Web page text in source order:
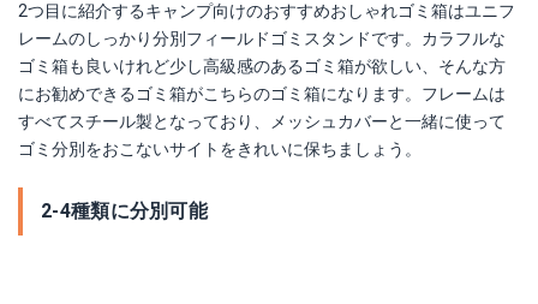
2つ目に紹介するキャンプ向けのおすすめおしゃれゴミ箱はユニフ
レームのしっかり分別フィールドゴミスタンドです。カラフルな
ゴミ箱も良いけれど少し高級感のあるゴミ箱が欲しい、そんな方
にお勧めできるゴミ箱がこちらのゴミ箱になります。フレームは
すべてスチール製となっており、メッシュカバーと一緒に使って
ゴミ分別をおこないサイトをきれいに保ちましょう。
2-4種類に分別可能